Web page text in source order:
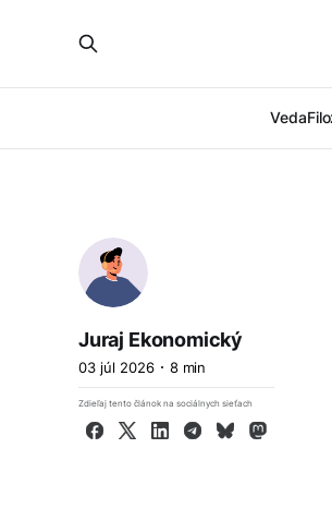
Veda
Juraj Ekonomický
03 júl 2026 8 min
Zdieľaj tento článok na sociálnych sieťach
Facebook
X LinkedInTelegram
Bluesky